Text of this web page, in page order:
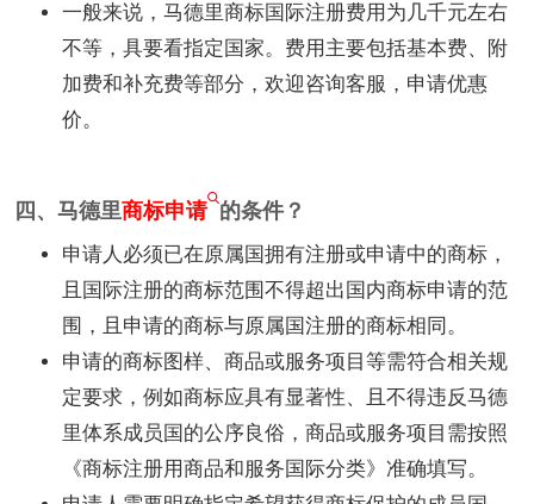
一般来说，马德里商标国际注册费用为几千元左右
不等，具要看指定国家。费用主要包括基本费、附
加费和补充费等部分，欢迎咨询客服，申请优惠
价。
四、马德里商标申请 的条件？
申请人必须已在原属国拥有注册或申请中的商标，
且国际注册的商标范围不得超出国内商标申请的范
围，且申请的商标与原属国注册的商标相同。
申请的商标图样、商品或服务项目等需符合相关规
定要求，例如商标应具有显著性、且不得违反马德
里体系成员国的公序良俗，商品或服务项目需按照
《商标注册用商品和服务国际分类》准确填写。